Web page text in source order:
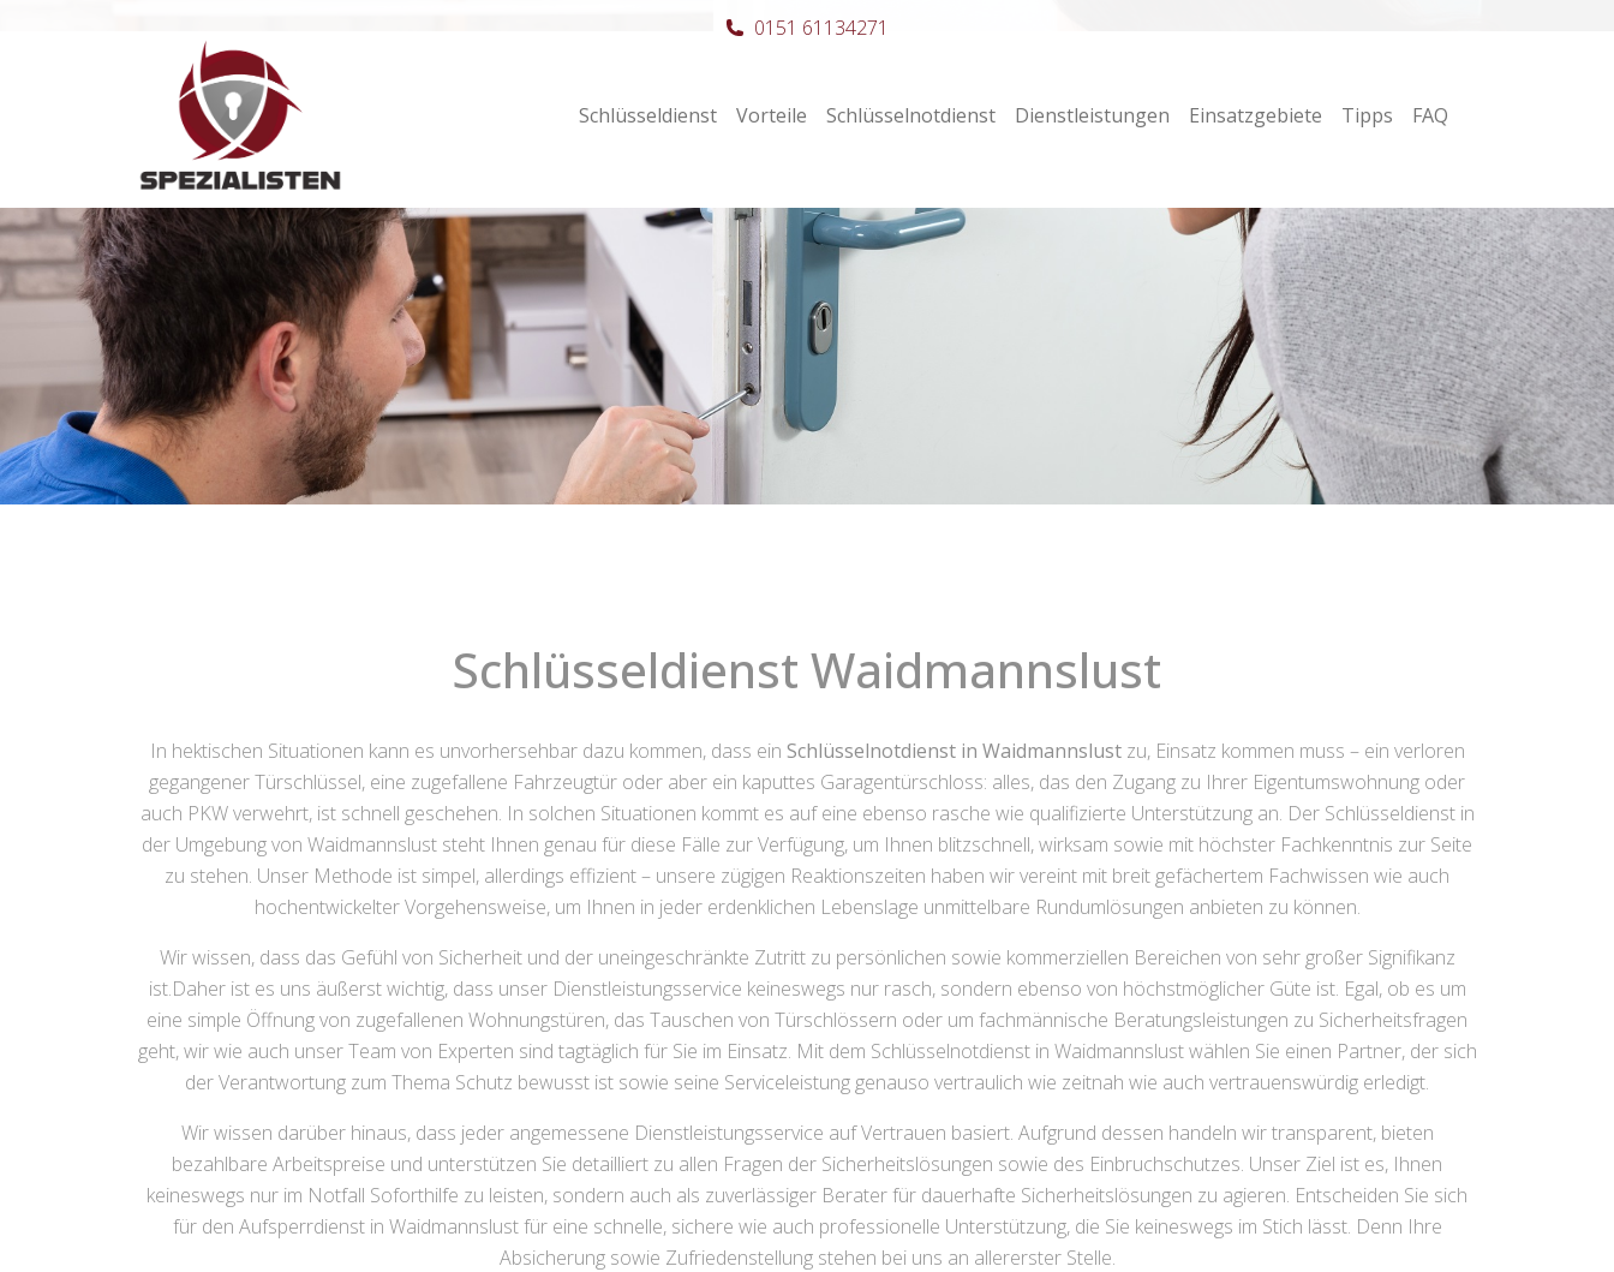
Hauptnavigation Schlüsseldienst Vorteile Schlüsselnotdienst Dienstleistungen Einsatzgebiete Tipps FAQ
0151 61134271
Schlüsseldienst Waidmannslust
In hektischen Situationen kann es unvorhersehbar dazu kommen, dass ein Schlüsselnotdienst in Waidmannslustzu, Einsatz kommen muss – ein verloren
gegangener Türschlüssel, eine zugefallene Fahrzeugtür oder aber ein kaputtes Garagentürschloss: alles, das den Zugang zu Ihrer Eigentumswohnung oder
auch PKW verwehrt, ist schnell geschehen. In solchen Situationen kommt es auf eine ebenso rasche wie qualifizierte Unterstützung an. Der Schlüsseldienst in
der Umgebung von Waidmannslust steht Ihnen genau für diese Fälle zur Verfügung, um Ihnen blitzschnell, wirksam sowie mit höchster Fachkenntnis zur Seite
zu stehen. Unser Methode ist simpel, allerdings effizient – unsere zügigen Reaktionszeiten haben wir vereint mit breit gefächertem Fachwissen wie auch
hochentwickelter Vorgehensweise, um Ihnen in jeder erdenklichen Lebenslage unmittelbare Rundumlösungen anbieten zu können.
Wir wissen, dass das Gefühl von Sicherheit und der uneingeschränkte Zutritt zu persönlichen sowie kommerziellen Bereichen von sehr großer Signifikanz
ist.Daher ist es uns äußerst wichtig, dass unser Dienstleistungsservice keineswegs nur rasch, sondern ebenso von höchstmöglicher Güte ist. Egal, ob es um
eine simple Öffnung von zugefallenen Wohnungstüren, das Tauschen von Türschlössern oder um fachmännische Beratungsleistungen zu Sicherheitsfragen
geht, wir wie auch unser Team von Experten sind tagtäglich für Sie im Einsatz. Mit dem Schlüsselnotdienst in Waidmannslust wählen Sie einen Partner, der sich
der Verantwortung zum Thema Schutz bewusst ist sowie seine Serviceleistung genauso vertraulich wie zeitnah wie auch vertrauenswürdig erledigt.
Wir wissen darüber hinaus, dass jeder angemessene Dienstleistungsservice auf Vertrauen basiert. Aufgrund dessen handeln wir transparent, bieten
bezahlbare Arbeitspreise und unterstützen Sie detailliert zu allen Fragen der Sicherheitslösungen sowie des Einbruchschutzes. Unser Ziel ist es, Ihnen
keineswegs nur im Notfall Soforthilfe zu leisten, sondern auch als zuverlässiger Berater für dauerhafte Sicherheitslösungen zu agieren. Entscheiden Sie sich
für den Aufsperrdienst in Waidmannslust für eine schnelle, sichere wie auch professionelle Unterstützung, die Sie keineswegs im Stich lässt. Denn Ihre
Absicherung sowie Zufriedenstellung stehen bei uns an allererster Stelle.